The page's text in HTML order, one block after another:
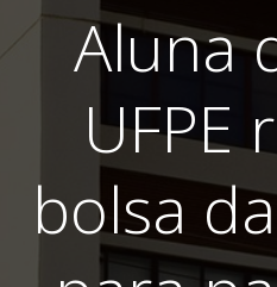
Aluna
UFPE
bolsa